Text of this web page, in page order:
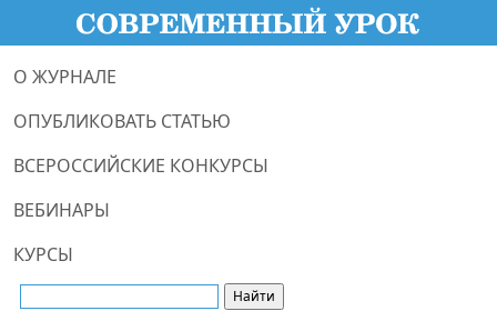
О ЖУРНАЛЕ
ОПУБЛИКОВАТЬ СТАТЬЮ
ВСЕРОССИЙСКИЕ КОНКУРСЫ
ВЕБИНАРЫ
КУРСЫ